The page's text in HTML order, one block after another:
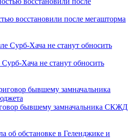
восстановили после мегашторма
Хача не станут обносить
бывшему замначальника СКЖД